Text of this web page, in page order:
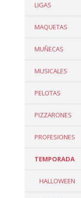
LIGAS
MAQUETAS
MUÑECAS
MUSICALES
PELOTAS
PIZZARONES
PROFESIONES
TEMPORADA
HALLOWEEN